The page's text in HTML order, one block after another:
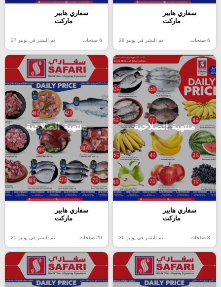
سفاري هايبر
ماركت
6 صفحات تم النشر في يونيو 28
سفاري هايبر
ماركت
6 صفحات تم النشر في يونيو 27
منتهية الصلاحية
سفاري هايبر
ماركت
8 صفحات تم النشر في يونيو 26
منتهية الصلاحية
سفاري هايبر
ماركت
20 صفحات تم النشر في يونيو 25